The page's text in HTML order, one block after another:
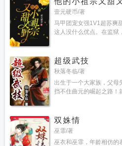
壹元硬币/著
马甲团宠女强1V1超苏爽
这人没什么优点。在监狱
超级武技
秋落冬临/著
出生于一个大家族，父母
挡不住曲元的崛起之路！
双姝情
巫霏/著
巫衣和巫霏，年龄相仿的